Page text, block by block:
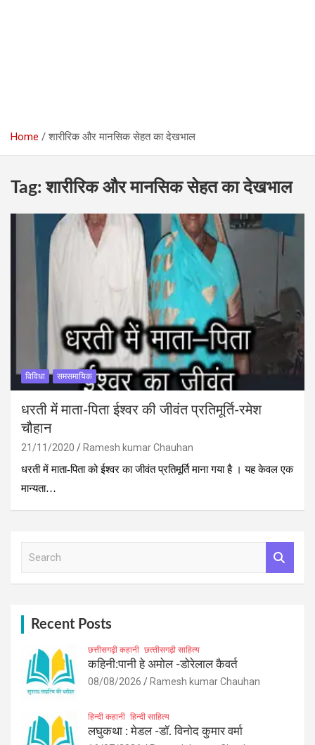
Home शारीरिक और मानसिक सेहत का देखभाल
Tag:शारीरिक और मानसिक सेहत का देखभाल
विविधा समसमायिक
धरती में माता-पिता ईश्वर की जीवंत प्रतिमूर्ति-रमेश
चौहान
21/11/2020
Ramesh kumar Chauhan
धरती में माता-पिता को ईश्वर का जीवंत प्रतिमूर्ति माना गया है । यह केवल एक
मान्यता…
Recent Posts
छत्तीसगढ़ी कहानी छत्‍तीसगढ़ी साहित्‍य
कहिनी:पानी हे अमोल -डोरेलाल कैवर्त
08/08/2026 Ramesh kumar Chauhan
हिन्दी कहानी हिन्दी साहित्य
लघुकथा : मेडल -डॉ. विनोद कुमार वर्मा